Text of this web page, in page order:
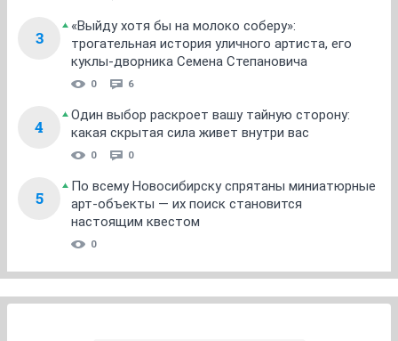
3
«Выйду хотя бы на молоко соберу»:
трогательная история уличного артиста, его
куклы-дворника Семена Степановича
0 6
4
Один выбор раскроет вашу тайную сторону:
какая скрытая сила живет внутри вас
0 0
5
По всему Новосибирску спрятаны миниатюрные
арт-объекты — их поиск становится
настоящим квестом
0